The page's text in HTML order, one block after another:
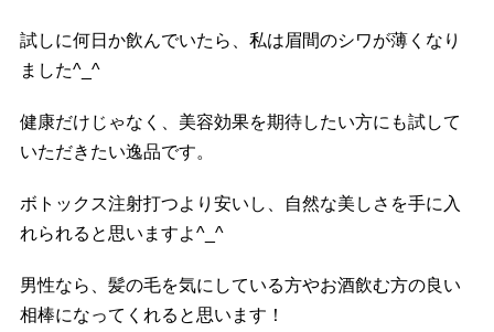
試しに何日か飲んでいたら、私は眉間のシワが薄くなり
ました^_^
健康だけじゃなく、美容効果を期待したい方にも試して
いただきたい逸品です。
ボトックス注射打つより安いし、自然な美しさを手に入
れられると思いますよ^_^
男性なら、髪の毛を気にしている方やお酒飲む方の良い
相棒になってくれると思います！